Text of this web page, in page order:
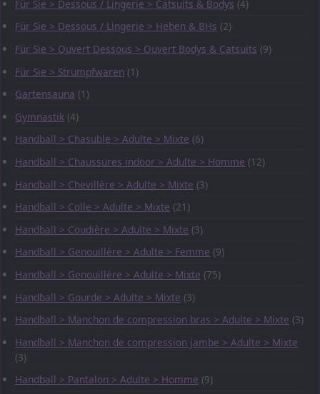
Für Sie > Dessous / Lingerie > Catsuits & Bodys (4)
Für Sie > Dessous / Lingerie > Heben & BHs (2)
Für Sie > Ouvert Dessous > Ouvert Bodys & Catsuits (9)
Für Sie > Strumpfwaren (1)
Gartensauna (1)
Gymnastik (4)
Handball > Chasuble > Adulte > Mixte (6)
Handball > Chaussures indoor > Adulte > Homme (12)
Handball > Chevillère > Adulte > Mixte (3)
Handball > Colle > Adulte > Mixte (21)
Handball > Coudière > Adulte > Mixte (3)
Handball > Genouillère > Adulte > Femme (9)
Handball > Genouillère > Adulte > Mixte (75)
Handball > Gourde > Adulte > Mixte (3)
Handball > Manchon de compression bras > Adulte > Mixte (3)
Handball > Manchon de compression jambe > Adulte > Mixte
(3)
Handball > Pantalon > Adulte > Homme (9)